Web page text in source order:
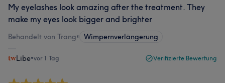
My eyelashes look amazing after the treatment. They
make my eyes look bigger and brighter
Behandelt von Trang• Wimpernverlängerung
Libe•vor 1 Tag Verifizierte Bewertung